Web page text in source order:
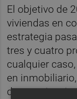
El objetivo de
viviendas en
estrategia
tres y cuatro
cualquier
en
de